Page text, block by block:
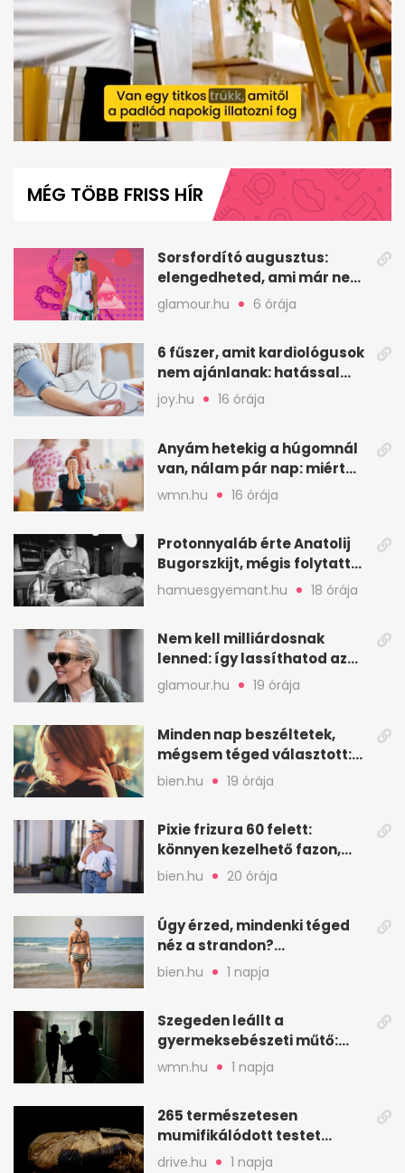
50
seconds
MÉG TÖBB FRISS HÍR
Sorsfordító augusztus:
elengedheted, ami már nem
szolgál téged
glamour.hu 6 órája
6 fűszer, amit kardiológusok
nem ajánlanak: hatással
lehet a vérnyomásra
joy.hu 16 órája
Anyám hetekig a húgomnál
van, nálam pár nap: miért
fáj ennyire?
wmn.hu 16 órája
Protonnyaláb érte Anatolij
Bugorszkijt, mégis folytatta
a munkát
hamuesgyemant.hu 18 órája
Nem kell milliárdosnak
lenned: így lassíthatod az
öregedést a biológus szerint
glamour.hu 19 órája
Minden nap beszéltetek,
mégsem téged választott:
intimitás elköteleződés
bien.hu 19 órája
Pixie frizura 60 felett:
könnyen kezelhető fazon,
ami karaktert ad
bien.hu 20 órája
Úgy érzed, mindenki téged
néz a strandon?
Pszichológusok szerint más
áll a háttérben
bien.hu 1 napja
Szegeden leállt a
gyermeksebészeti műtő:
elfogytak a tartalékok
wmn.hu 1 napja
265 természetesen
mumifikálódott testet
találtak egy váci templom
drive.hu 1 napja